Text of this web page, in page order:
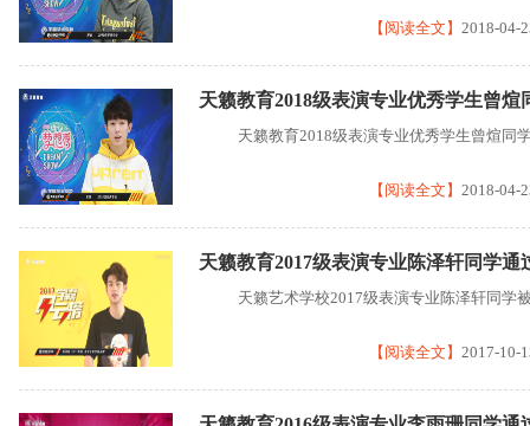
【阅读全文】 2018-04-
天籁教育2018级表演专业优秀学生曾煊
天籁教育2018级表演专业优秀学生曾煊同
【阅读全文】 2018-04-
天籁教育2017级表演专业陈泽轩同学通
天籁艺术学校2017级表演专业陈泽轩同学
【阅读全文】 2017-10-